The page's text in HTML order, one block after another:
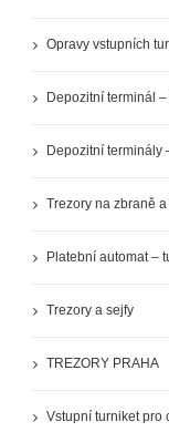
Opravy vstupních
Depozitní terminál
Depozitní terminály
Trezory na zbraně
Platební automat –
Trezory a sejfy
TREZORY PRAHA
Vstupní turniket pro